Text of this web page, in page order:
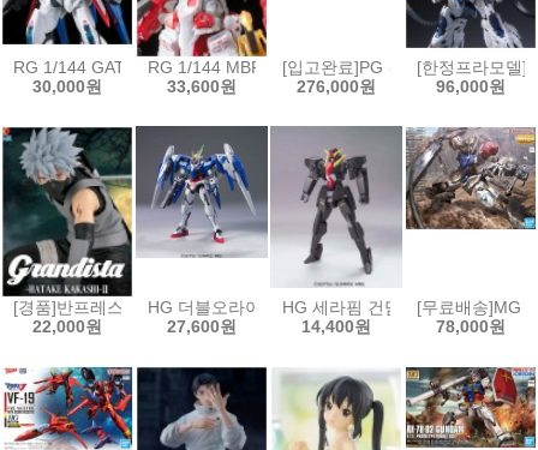
RG 1/144 GAT-X105B/FP 빌드스트라이크 건담 풀패키지
30,000원
RG 1/144 MBF-P02 건담 아스트레이 레드프레임
33,600원
[입고완료]PG 건담 아스트레이
276,000원
[한정프라모델]
96,000원
[경품]반프레스토 나루토 질풍전 Grandista 피규어 하타케 카카시
22,000원
HG 더블오라이저 + GN 소드3 [4573102573834]
27,600원
HG 세라핌 건담[4573102592354]
14,400원
[무료배송]MG
78,000원